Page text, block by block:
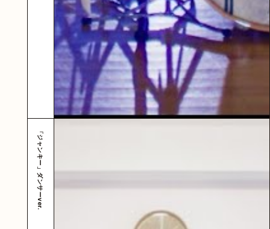
「ジャンキー」ダンサーver.